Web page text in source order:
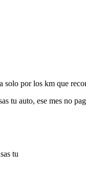
solo por los km que
tu auto, ese mes no
tu